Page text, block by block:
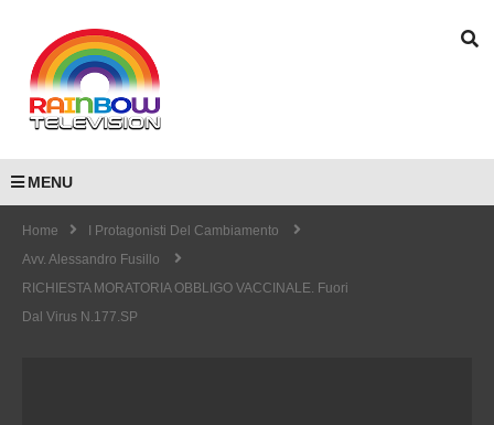
MENU
Home
I Protagonisti Del Cambiamento
Avv. Alessandro Fusillo
RICHIESTA MORATORIA OBBLIGO VACCINALE. Fuori
Dal Virus N.177.SP